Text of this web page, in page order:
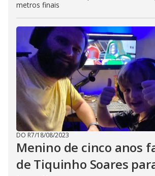
metros finais
DO R7/18/08/2023
Menino de cinco anos
de Tiquinho Soares